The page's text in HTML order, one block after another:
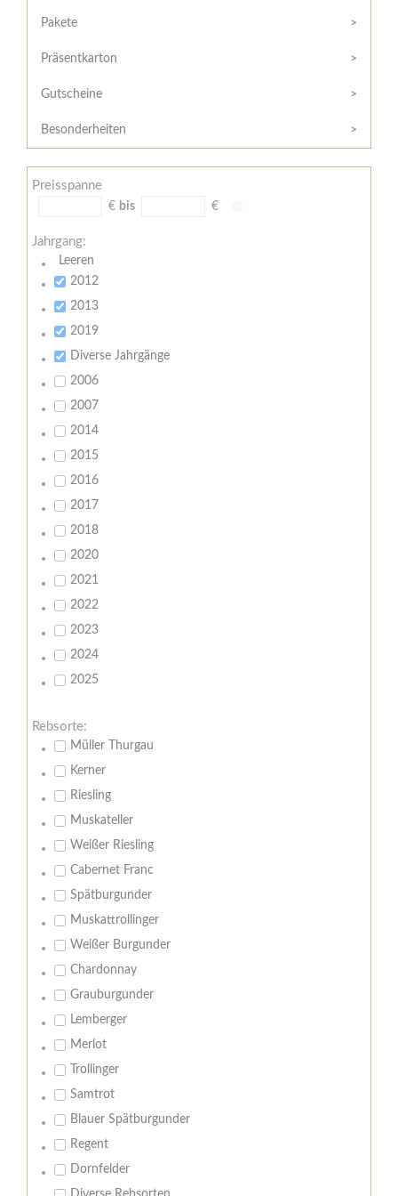
/
Widerrufsformular
AGB
Zahlungsbedingungen
Meine
Pakete
Präsentkarton
Gutscheine
Besonderheiten
Preisspanne
€ bis €
Jahrgang:
Leeren
2012
2013
2019
Diverse Jahrgänge
2006
2007
2014
2015
2016
2017
2018
2020
2021
2022
2023
2024
2025
Rebsorte:
Müller Thurgau
Kerner
Riesling
Muskateller
Weißer Riesling
Cabernet Franc
Spätburgunder
Muskattrollinger
Weißer Burgunder
Chardonnay
Grauburgunder
Lemberger
Merlot
Trollinger
Samtrot
Blauer Spätburgunder
Regent
Dornfelder